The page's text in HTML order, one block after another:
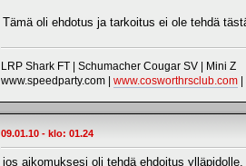
Tämä oli ehdotus ja tarkoitus ei ole tehdä
LRP Shark FT | Schumacher Cougar SV | Mini Z
www.speedparty.com | www.cosworthrsclub.com |
09.01.10 - klo: 01.24
jos aikomuksesi oli tehdä ehdoitus